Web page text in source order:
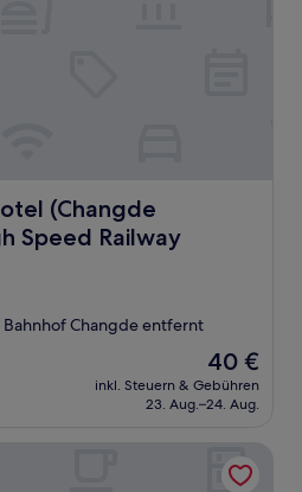
(Changde
Speed Railway
Huanlecheng High
Bahnhof Changde entfernt
Der
Preis
beträgt
40 €
inkl. Steuern & Gebühren
23. Aug.–24. Aug.